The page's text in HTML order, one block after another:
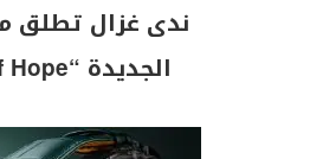
ندى غزال تطلق
الجديدة “Pop of Hope”